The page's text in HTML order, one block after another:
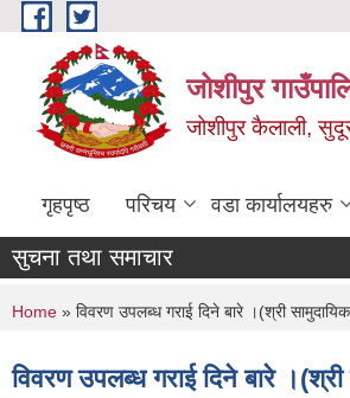
Skip to main content
जोशीपुर
जोशीपुर कैलाली,
गृहपृष्ठ परिचय वडा कार्यालयहरु
सुचना तथा समाचार
You are here
Home » विवरण उपलब्ध गराई दिने बारे ।(श्री
विवरण उपलब्ध गराई दिने बारे